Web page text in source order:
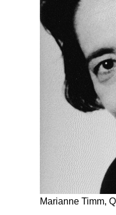
Marianne Timm,